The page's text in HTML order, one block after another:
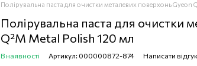
Полірувальна паста для очистки металевих поверхонь Gyeon
Полірувальна паста для очистки
Q²M Metal Polish 120 мл
В наявності Артикул: 000000872-874 Написати відгук